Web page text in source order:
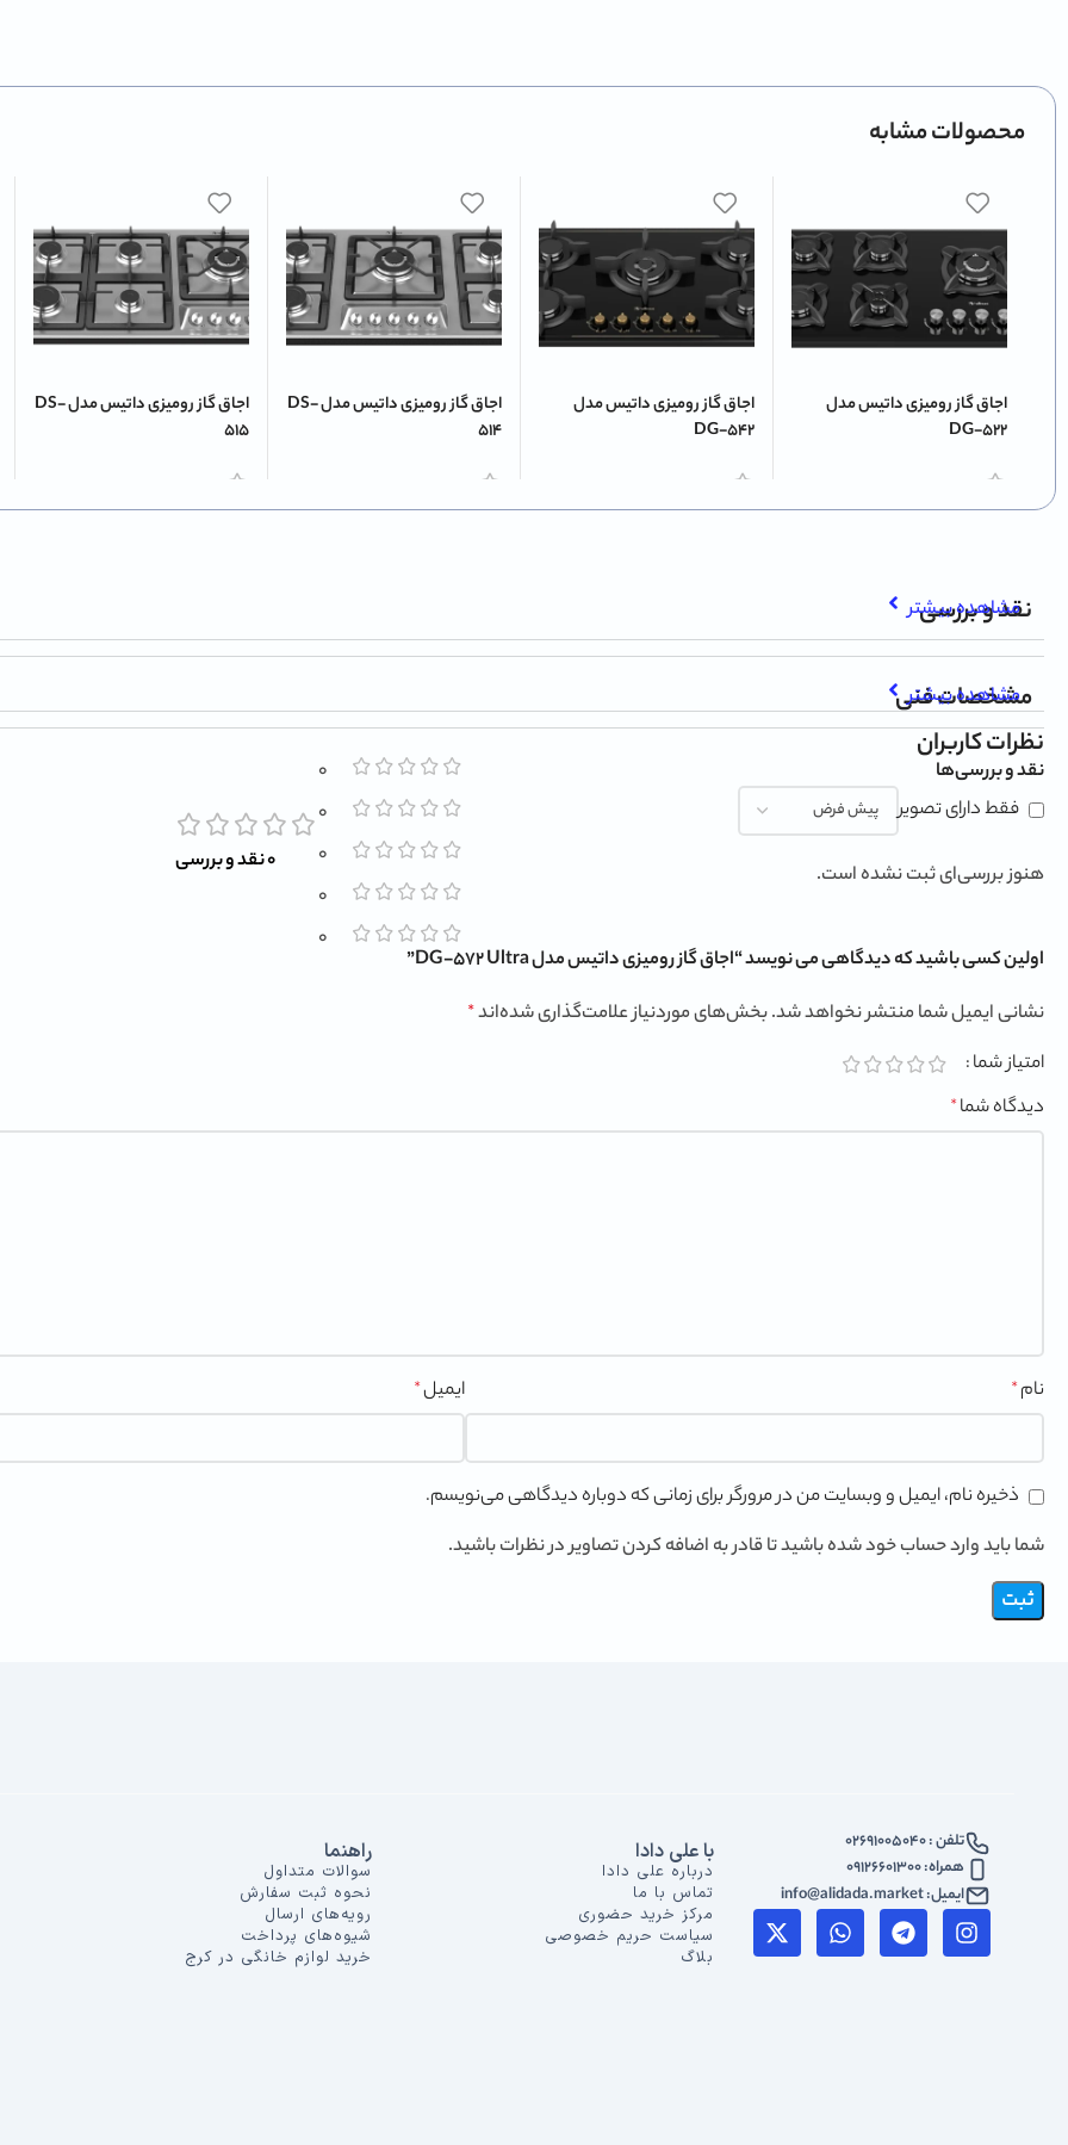
محصولات مشابه
اجاق گاز رومیزی داتیس مدل
DG-522
اطلاعات بیشتر
اجاق گاز رومیزی داتیس مدل
DG-542
اطلاعات بیشتر
اجاق گاز رومیزی داتیس مدل DS-
514
اطلاعات بیشتر
اجاق گاز رومیزی داتیس مدل DS-
515
اطلاعات بیشتر
نقد و بررسی
مشاهده بیشتر
مشخصات فنی
مشاهده بیشتر
نظرات کاربران
0 نقد و بررسی
0
0
0
0
0
نقد و بررسی‌ها
فقط دارای تصویر
هنوز بررسی‌ای ثبت نشده است.
اولین کسی باشید که دیدگاهی می نویسد “اجاق گاز رومیزی داتیس مدل DG-572 Ultra”
نشانی ایمیل شما منتشر نخواهد شد.بخش‌های موردنیاز علامت‌گذاری شده‌اند*
امتیاز شما
دیدگاه شما*
نام* ایمیل*
ذخیره نام، ایمیل و وبسایت من در مرورگر برای زمانی که دوباره دیدگاهی می‌نویسم.
شما باید وارد حساب خود شده باشید تا قادر به اضافه کردن تصاویر در نظرات باشید.
تلفن : 02691005040
همراه: 09126601300
ایمیل: info@alidada.market
با علی دادا
درباره علی دادا
تماس با ما
مرکز خرید حضوری
سیاست حریم خصوصی
بلاگ
راهنما
سوالات متداول
نحوه ثبت سفارش
رویه‌های ارسال
شیوه‌های پرداخت
خرید لوازم خانگی در کرج